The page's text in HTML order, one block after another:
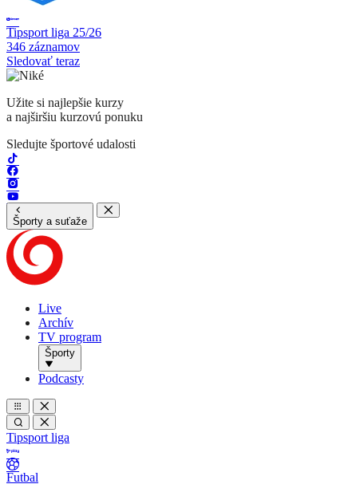
Tipsport liga 25/26
346 záznamov
Sledovať teraz
Užite si najlepšie kurzy
a najširšiu kurzovú ponuku
Sledujte športové udalosti
Športy a suťaže
Live
Archív
TV program
Športy
Podcasty
Tipsport liga
Futbal